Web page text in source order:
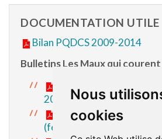
Nous
cookies
DOCUMENTATION UTILE
Bilan PQDCS 2009-2014
Bulletins Les Maux qui courent
Les Maux qui courent -
2019)
Les Maux qui courent -
(février 2018)